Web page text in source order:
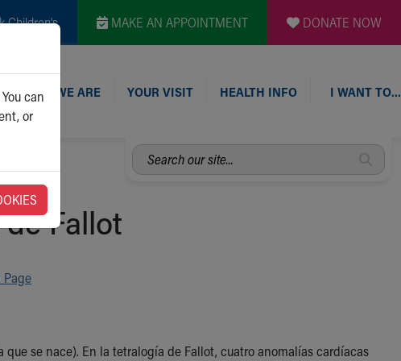
Children's MAKE AN APPOINTMENT DONATE NOW
WHO WE ARE YOUR VISIT HEALTH INFO I WANT TO…
Search
our
Fallot
Page
se nace). En la tetralogía de Fallot, cuatro anomalías cardíacas
can
or